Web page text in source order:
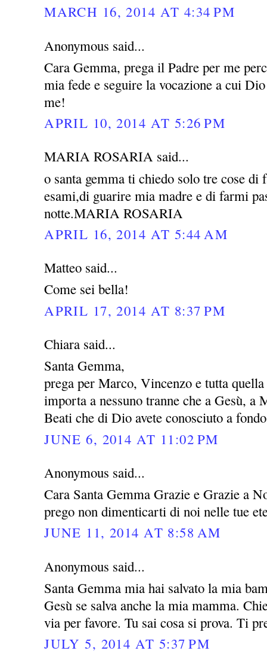
MARCH 16, 2014 AT 4:34 PM
Anonymous said...
Cara Gemma, prega il Padre per me
mia fede e seguire la vocazione a cui
me!
APRIL 10, 2014 AT 5:26 PM
MARIA ROSARIA said...
o santa gemma ti chiedo solo tre cose di
esami,di guarire mia madre e di farmi
notte.MARIA ROSARIA
APRIL 16, 2014 AT 5:44 AM
Matteo said...
Come sei bella!
APRIL 17, 2014 AT 8:37 PM
Chiara said...
Santa Gemma,
prega per Marco, Vincenzo e tutta
importa a nessuno tranne che a Gesù, a
Beati che di Dio avete conosciuto a
JUNE 6, 2014 AT 11:02 PM
Anonymous said...
Cara Santa Gemma Grazie e Grazie a
prego non dimenticarti di noi nelle tue
JUNE 11, 2014 AT 8:58 AM
Anonymous said...
Santa Gemma mia hai salvato la mia
Gesù se salva anche la mia mamma.
via per favore. Tu sai cosa si prova. Ti
JULY 5, 2014 AT 5:37 PM